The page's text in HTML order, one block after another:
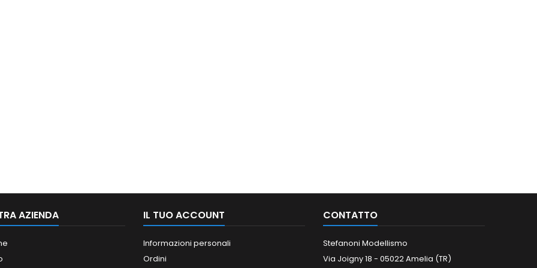
AZIENDA IL TUO ACCOUNT
Informazioni personali
Ordini
CONTATTO
Stefanoni Modellismo
Via Joigny 18 - 05022 Amelia (TR)